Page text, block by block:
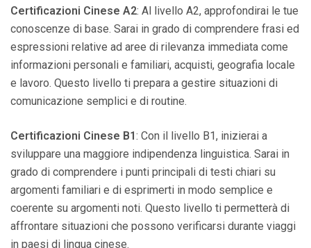
Certificazioni Cinese A2: Al livello A2, approfondirai le tue
conoscenze di base. Sarai in grado di comprendere frasi ed
espressioni relative ad aree di rilevanza immediata come
informazioni personali e familiari, acquisti, geografia locale
e lavoro. Questo livello ti prepara a gestire situazioni di
comunicazione semplici e di routine.
Certificazioni Cinese B1: Con il livello B1, inizierai a
sviluppare una maggiore indipendenza linguistica. Sarai in
grado di comprendere i punti principali di testi chiari su
argomenti familiari e di esprimerti in modo semplice e
coerente su argomenti noti. Questo livello ti permetterà di
affrontare situazioni che possono verificarsi durante viaggi
in paesi di lingua cinese.